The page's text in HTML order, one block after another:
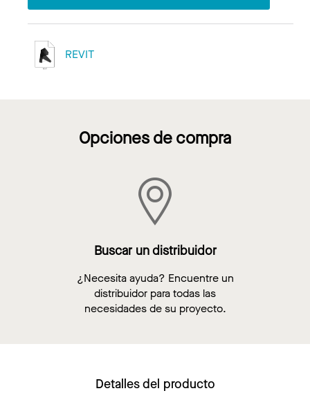
REVIT
Opciones de compra
Buscar un distribuidor
¿Necesita ayuda? Encuentre un
distribuidor para todas las
necesidades de su proyecto.
Detalles del producto